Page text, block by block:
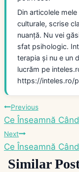
Din articolele
culturale, scrise
nuanță. Nu vei
sfat psihologic.
terapia și nu e un
lucrăm pe
https://inteles.ro/
Navigare
în
articole
Previous
Ce Înseamnă
Next
Ce Înseamnă
Similar